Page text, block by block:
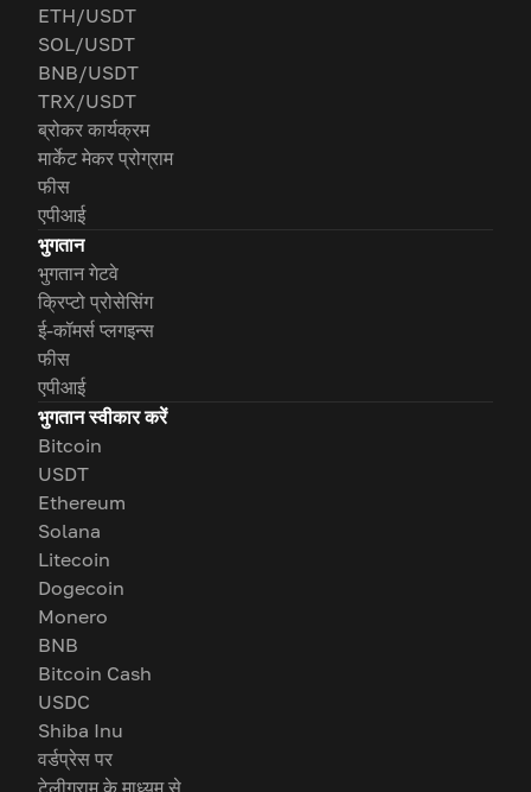
ETH/USDT
SOL/USDT
BNB/USDT
TRX/USDT
ब्रोकर कार्यक्रम
मार्केट मेकर प्रोग्राम
फीस
एपीआई
भुगतान
भुगतान गेटवे
क्रिप्टो प्रोसेसिंग
ई-कॉमर्स प्लगइन्स
फीस
एपीआई
भुगतान स्वीकार करें
Bitcoin
USDT
Ethereum
Solana
Litecoin
Dogecoin
Monero
BNB
Bitcoin Cash
USDC
Shiba Inu
वर्डप्रेस पर
टेलीग्राम के माध्यम से